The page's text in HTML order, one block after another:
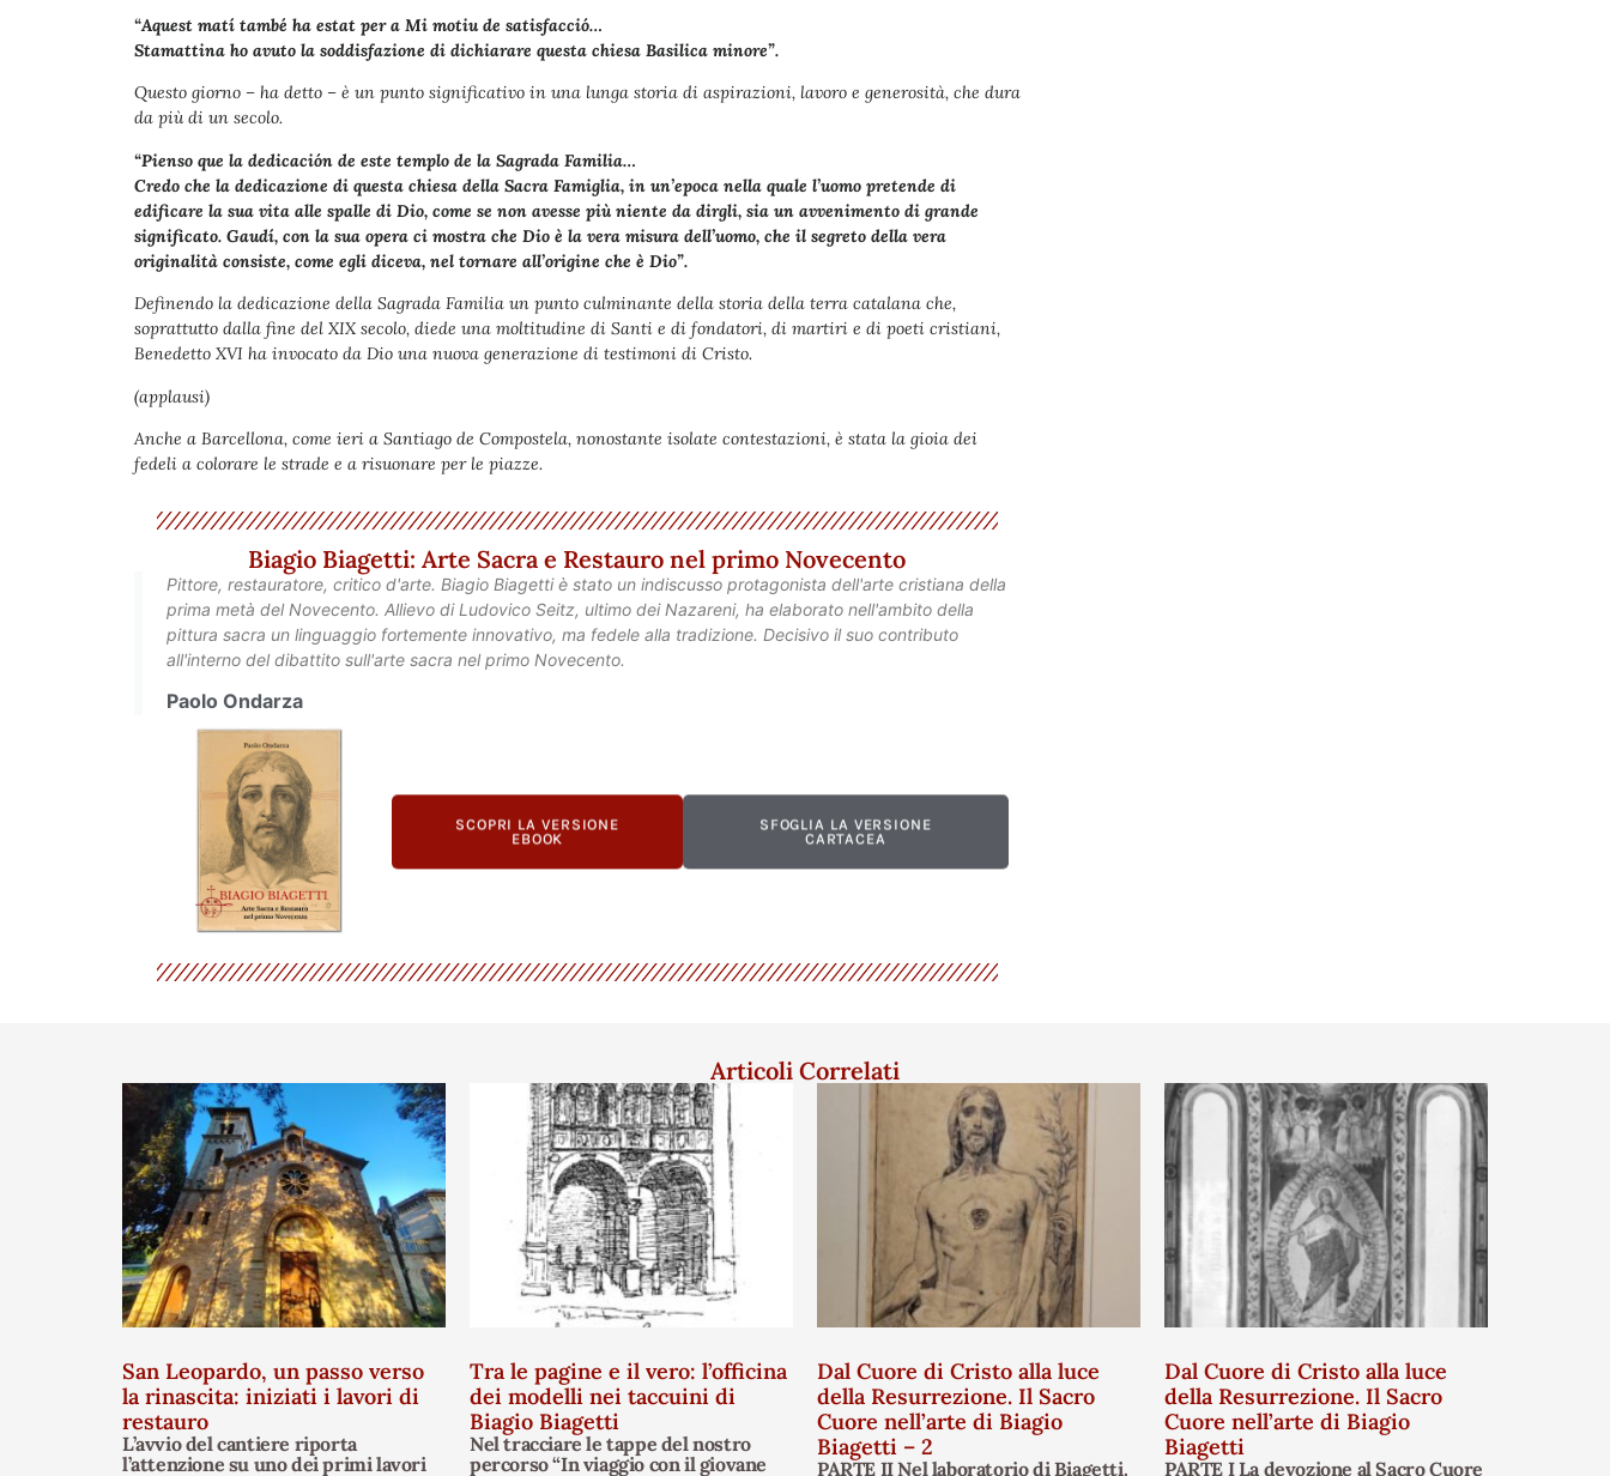
“Aquest matí també ha estat per a Mi motiu de satisfacció…
Stamattina ho avuto la soddisfazione di dichiarare questa chiesa Basilica minore”.
Questo giorno – ha detto – è un punto significativo in una lunga storia di aspirazioni, lavoro e generosità, che dura
da più di un secolo.
“Pienso que la dedicación de este templo de la Sagrada Familia…
Credo che la dedicazione di questa chiesa della Sacra Famiglia, in un’epoca nella quale l’uomo pretende di
edificare la sua vita alle spalle di Dio, come se non avesse più niente da dirgli, sia un avvenimento di grande
significato. Gaudí, con la sua opera ci mostra che Dio è la vera misura dell’uomo, che il segreto della vera
originalità consiste, come egli diceva, nel tornare all’origine che è Dio”.
Definendo la dedicazione della Sagrada Familia un punto culminante della storia della terra catalana che,
soprattutto dalla fine del XIX secolo, diede una moltitudine di Santi e di fondatori, di martiri e di poeti cristiani,
Benedetto XVI ha invocato da Dio una nuova generazione di testimoni di Cristo.
(applausi)
Anche a Barcellona, come ieri a Santiago de Compostela, nonostante isolate contestazioni, è stata la gioia dei
fedeli a colorare le strade e a risuonare per le piazze.
Biagio Biagetti: Arte Sacra e Restauro nel primo Novecento
Pittore, restauratore, critico d'arte. Biagio Biagetti è stato un indiscusso protagonista dell'arte cristiana della
prima metà del Novecento. Allievo di Ludovico Seitz, ultimo dei Nazareni, ha elaborato nell'ambito della
pittura sacra un linguaggio fortemente innovativo, ma fedele alla tradizione. Decisivo il suo contributo
all'interno del dibattito sull'arte sacra nel primo Novecento.
Paolo Ondarza
SCOPRI LA VERSIONE
EBOOK
SFOGLIA LA VERSIONE
CARTACEA
Articoli Correlati
San Leopardo, un passo verso
la rinascita: iniziati i lavori di
restauro
L’avvio del cantiere riporta
l’attenzione su uno dei primi lavori
Tra le pagine e il vero: l’officina
dei modelli nei taccuini di
Biagio Biagetti
Nel tracciare le tappe del nostro
percorso “In viaggio con il giovane
Dal Cuore di Cristo alla luce
della Resurrezione. Il Sacro
Cuore nell’arte di Biagio
Biagetti – 2
PARTE II Nel laboratorio di Biagetti.
Dal Cuore di Cristo alla luce
della Resurrezione. Il Sacro
Cuore nell’arte di Biagio
Biagetti
PARTE I La devozione al Sacro Cuore